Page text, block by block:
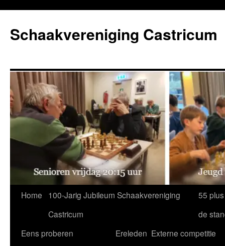
de
inhoud
Schaakvereniging Castricum
Home
100-Jarig Jubileum Schaakvereniging
Castricum
55
de
Eens proberen
Ereleden Externe competitie